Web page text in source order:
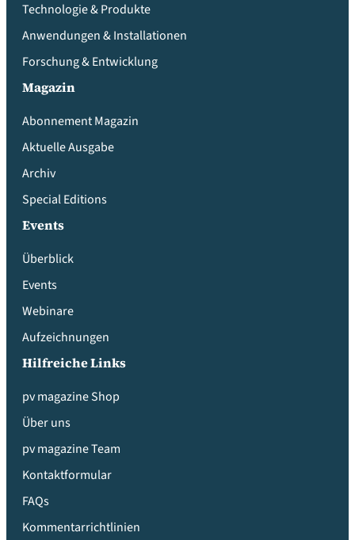
Technologie & Produkte
Anwendungen & Installationen
Forschung & Entwicklung
Magazin
Abonnement Magazin
Aktuelle Ausgabe
Archiv
Special Editions
Events
Überblick
Events
Webinare
Aufzeichnungen
Hilfreiche Links
pv magazine Shop
Über uns
pv magazine Team
Kontaktformular
FAQs
Kommentarrichtlinien